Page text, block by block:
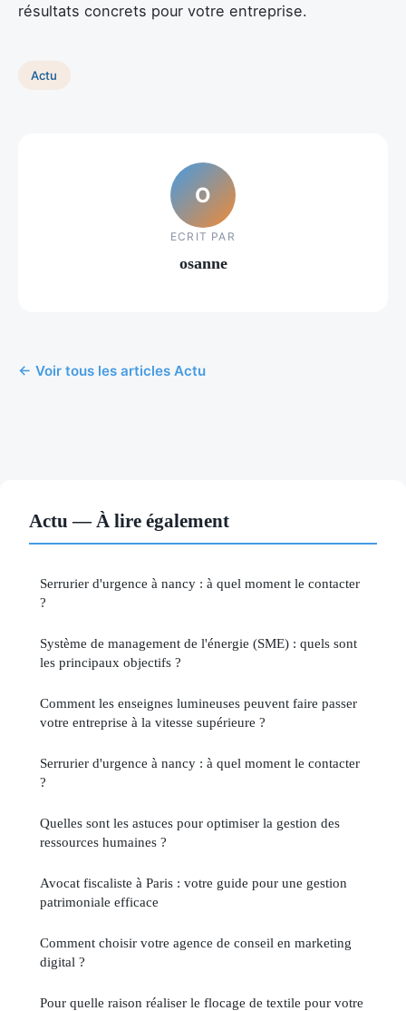
résultats concrets pour votre entreprise.
Actu
O
ECRIT PAR
osanne
← Voir tous les articles Actu
Actu — À lire également
Serrurier d'urgence à nancy : à quel moment le contacter
?
Système de management de l'énergie (SME) : quels sont
les principaux objectifs ?
Comment les enseignes lumineuses peuvent faire passer
votre entreprise à la vitesse supérieure ?
Serrurier d'urgence à nancy : à quel moment le contacter
?
Quelles sont les astuces pour optimiser la gestion des
ressources humaines ?
Avocat fiscaliste à Paris : votre guide pour une gestion
patrimoniale efficace
Comment choisir votre agence de conseil en marketing
digital ?
Pour quelle raison réaliser le flocage de textile pour votre